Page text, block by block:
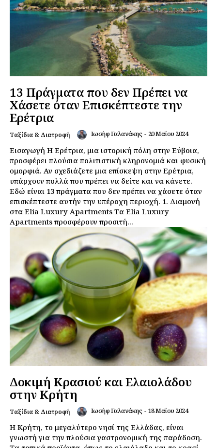
13 Πράγματα που δεν Πρέπει να
Χάσετε όταν Επισκέπτεστε την
Ερέτρια
Ταξίδια & Διατροφή Ιωσήφ Γαλανάκης - 20 Μαΐου 2024
Εισαγωγή Η Ερέτρια, μια ιστορική πόλη στην Εύβοια,
προσφέρει πλούσια πολιτιστική κληρονομιά και φυσική
ομορφιά. Αν σχεδιάζετε μια επίσκεψη στην Ερέτρια,
υπάρχουν πολλά που πρέπει να δείτε και να κάνετε.
Εδώ είναι 13 πράγματα που δεν πρέπει να χάσετε όταν
επισκέπτεστε αυτήν την υπέροχη περιοχή. 1. Διαμονή
στα Elia Luxury Apartments Τα Elia Luxury
Apartments προσφέρουν προσιτή...
Δοκιμή Κρασιού και Ελαιολάδου
στην Κρήτη
Ταξίδια & Διατροφή Ιωσήφ Γαλανάκης - 18 Μαΐου 2024
Η Κρήτη, το μεγαλύτερο νησί της Ελλάδας, είναι
γνωστή για την πλούσια γαστρονομική της παράδοση.